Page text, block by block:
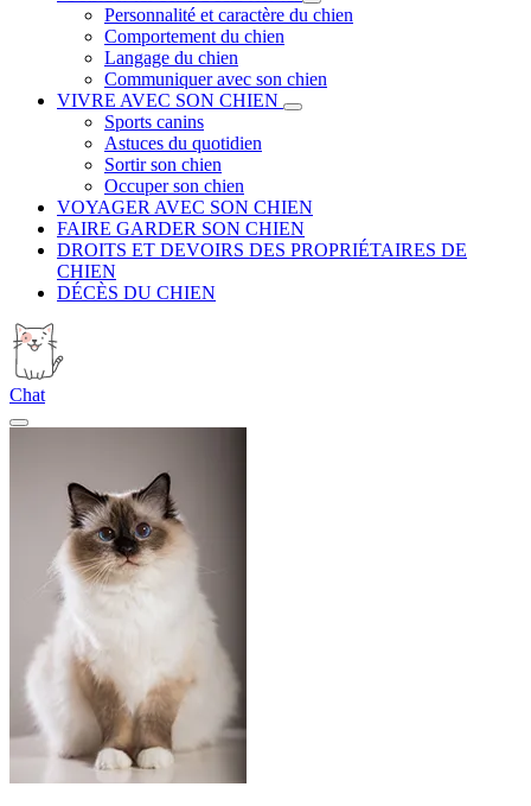
Personnalité et caractère du chien
Comportement du chien
Langage du chien
Communiquer avec son chien
VIVRE AVEC SON CHIEN
Sports canins
Astuces du quotidien
Sortir son chien
Occuper son chien
VOYAGER AVEC SON CHIEN
FAIRE GARDER SON CHIEN
DROITS ET DEVOIRS DES PROPRIÉTAIRES DE
CHIEN
DÉCÈS DU CHIEN
Chat